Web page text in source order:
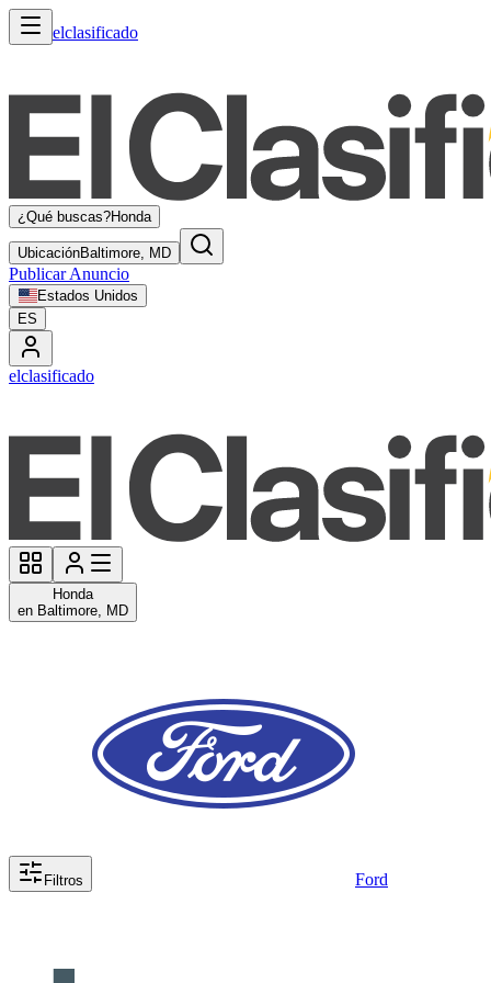
elclasificado
¿Qué buscas?Honda
UbicaciónBaltimore, MD
Publicar Anuncio
Estados Unidos
ES
elclasificado
Honda
en Baltimore, MD
Filtros Ford